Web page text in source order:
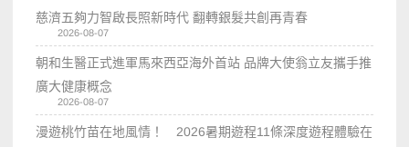
慈濟五夠力智啟長照新時代 翻轉銀髮共創再青春
2026-08-07
朝和生醫正式進軍馬來西亞海外首站 品牌大使翁立友攜手推
廣大健康概念
2026-08-07
漫遊桃竹苗在地風情！ 2026暑期遊程11條深度遊程體驗在